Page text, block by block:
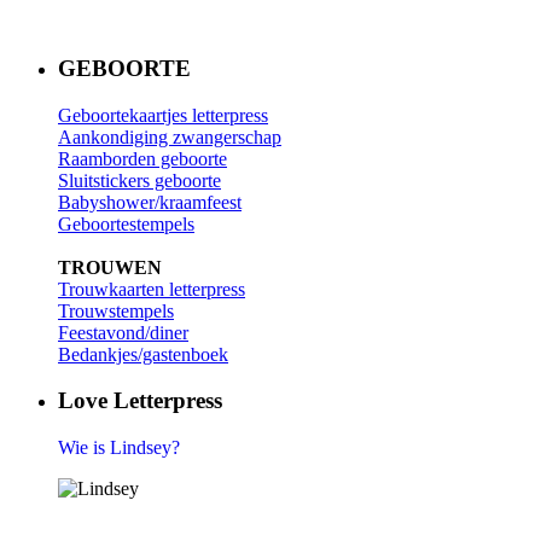
GEBOORTE
Geboortekaartjes letterpress
Aankondiging zwangerschap
Raamborden geboorte
Sluitstickers geboorte
Babyshower/kraamfeest
Geboortestempels
TROUWEN
Trouwkaarten letterpress
Trouwstempels
Feestavond/diner
Bedankjes/gastenboek
Love Letterpress
Wie is Lindsey?